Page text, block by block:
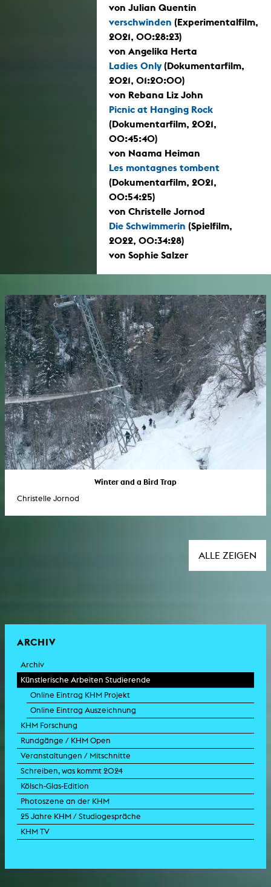
von Julian Quentin
verschwinden (Experimentalfilm,
2021, 00:28:23)
von Angelika Herta
Ladies Only(Dokumentarfilm,
2021, 01:20:00)
von Rebana Liz John
Picnic at Hanging Rock
(Dokumentarfilm, 2021,
00:45:40)
von Naama Heiman
Les montagnes tombent
(Dokumentarfilm, 2021,
00:54:25)
von Christelle Jornod
Die Schwimmerin (Spielfilm,
2022, 00:34:28)
von Sophie Salzer
Winter and a Bird Trap
Christelle Jornod
ALLE ZEIGEN
ARCHIV
Archiv
Künstlerische Arbeiten Studierende
Online Eintrag KHM Projekt
Online Eintrag Auszeichnung
KHM Forschung
Rundgänge / KHM Open
Veranstaltungen / Mitschnitte
Schreiben, was kommt 2024
Kölsch-Glas-Edition
Photoszene an der KHM
25 Jahre KHM / Studiogespräche
KHM TV